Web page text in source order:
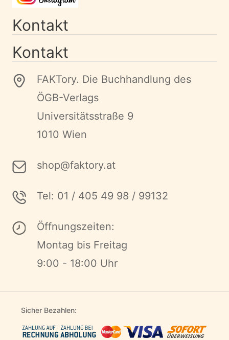
Kontakt
Kontakt
FAKTory. Die Buchhandlung des
ÖGB-Verlags
Universitätsstraße 9
1010 Wien
shop@faktory.at
Tel: 01 / 405 49 98 / 99132
Öffnungszeiten:
Montag bis Freitag
9:00 - 18:00 Uhr
Sicher Bezahlen: